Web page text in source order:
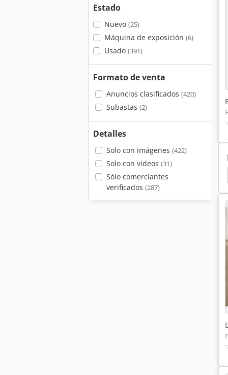
Estado
Nuevo (25)
Máquina de exposición (6)
Usado (391)
Formato de venta
Anuncios clasificados (420)
Subastas (2)
Detalles
Solo con imágenes (422)
Solo con videos (31)
Sólo comerciantes
verificados (287)